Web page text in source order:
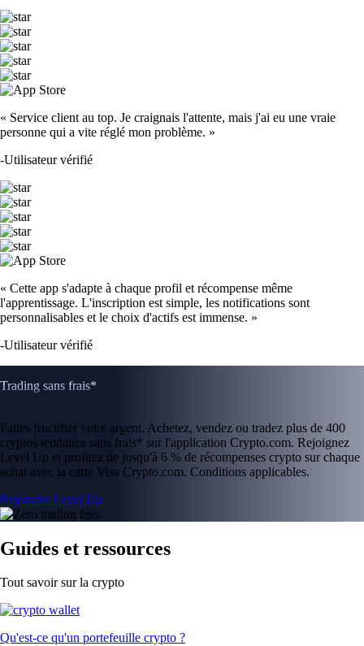
« Service client au top. Je craignais l'attente, mais j'ai eu une vraie
personne qui a vite réglé mon problème. »
-Utilisateur vérifié
« Cette app s'adapte à chaque profil et récompense même
l'apprentissage. L'inscription est simple, les notifications sont
personnalisables et le choix d'actifs est immense. »
-Utilisateur vérifié
Trading sans frais*
Faites fructifier votre argent. Achetez, vendez ou tradez plus de 400
cryptos tendance sans frais* sur l'application Crypto.com. Rejoignez
Level Up et profitez de jusqu'à 6 % de récompenses crypto sur chaque
achat avec la carte Visa Crypto.com. Conditions applicables.
Rejoindre Level Up
Guides et ressources
Tout savoir sur la crypto
Qu'est-ce qu'un portefeuille crypto ?